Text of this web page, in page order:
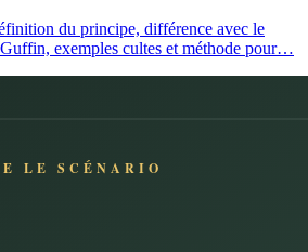
du principe, différence avec le
exemples cultes et méthode pour…